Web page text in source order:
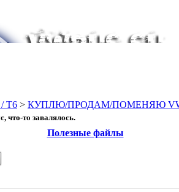
T6 > КУПЛЮ/ПРОДАМ/ПОМЕНЯЮ VW
что-то завалялось.
Полезные файлы